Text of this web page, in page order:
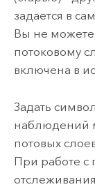
задается в
Вы не можете
потоковому
включена в
Задать
наблюдений
потовых
При работе с